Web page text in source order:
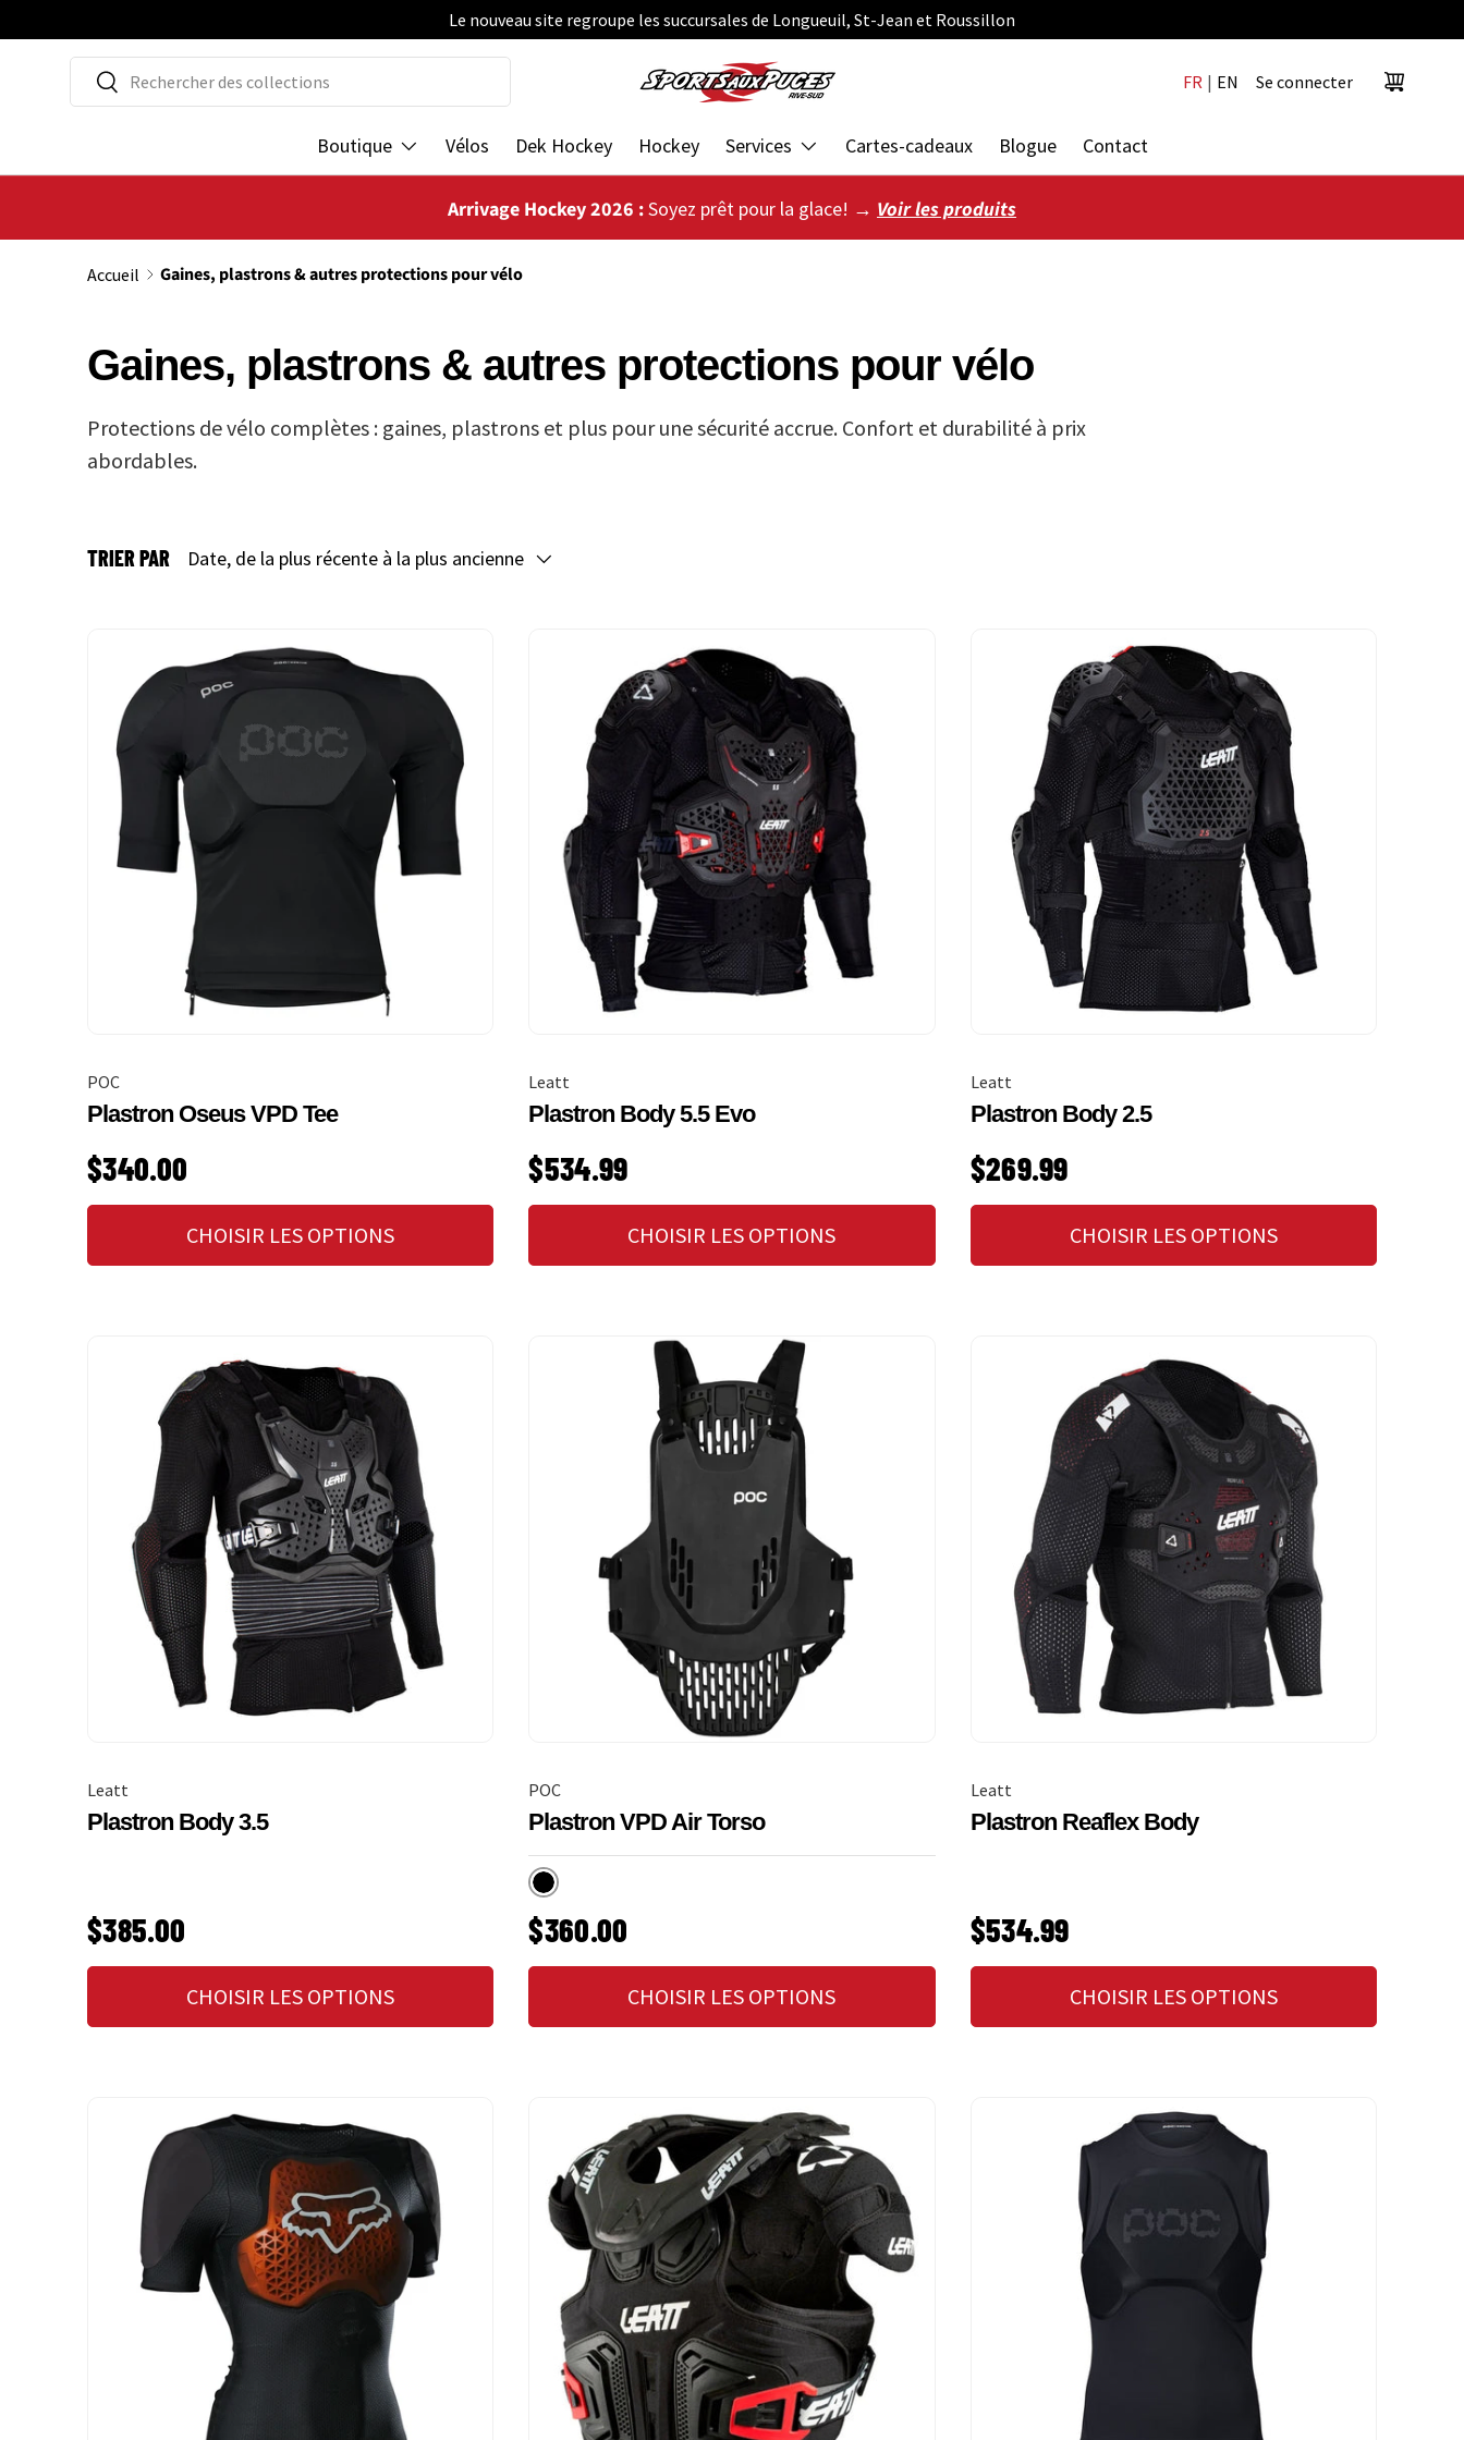
ALLER AU CONTENU
Le nouveau site regroupe les succursales de Longueuil, St-Jean et Roussillon
Recherche
Rechercher FR | EN Se connecter
Panier
Boutique Vélos Dek Hockey Hockey Services Cartes-cadeaux Blogue Contact
Arrivage Hockey 2026 :Soyez prêt pour la glace! → Voir les produits
Accueil Gaines, plastrons & autres protections pour vélo
Gaines, plastrons & autres protections pour vélo
Protections de vélo complètes : gaines, plastrons et plus pour une sécurité accrue. Confort et durabilité à prix
abordables.
TRIER PAR Date, de la plus récente à la plus ancienne
POC
Plastron Oseus VPD Tee
PRIX HABITUEL
$340.00
CHOISIR LES OPTIONS
Leatt
Plastron Body 5.5 Evo
PRIX HABITUEL
$534.99
CHOISIR LES OPTIONS
Leatt
Plastron Body 2.5
PRIX HABITUEL
$269.99
CHOISIR LES OPTIONS
Leatt
Plastron Body 3.5
PRIX HABITUEL
$385.00
CHOISIR LES OPTIONS
POC
Plastron VPD Air Torso
Uranium black
PRIX HABITUEL
$360.00
CHOISIR LES OPTIONS
Leatt
Plastron Reaflex Body
PRIX HABITUEL
$534.99
CHOISIR LES OPTIONS